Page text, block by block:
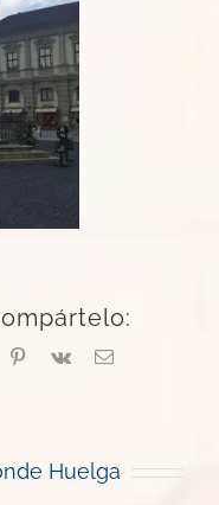
Pinterest
Vk
Correo
Huelga